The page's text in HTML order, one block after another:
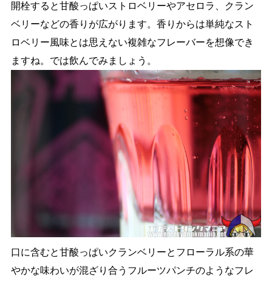
開栓すると甘酸っぱいストロベリーやアセロラ、クラン
ベリーなどの香りが広がります。香りからは単純なスト
ロベリー風味とは思えない複雑なフレーバーを想像でき
ますね。では飲んでみましょう。
口に含むと甘酸っぱいクランベリーとフローラル系の華
やかな味わいが混ざり合うフルーツパンチのようなフレ